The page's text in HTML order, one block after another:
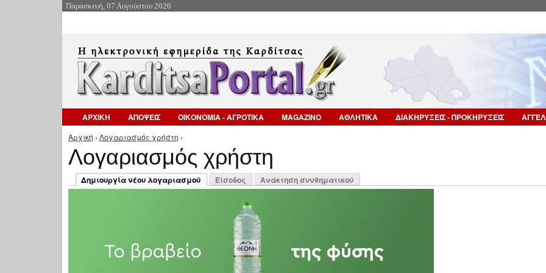
Παρασκευή, 07 Αυγούστου 2026
ΑΡΧΙΚΗ ΑΠΟΨΕΙΣ ΟΙΚΟΝΟΜΙΑ - ΑΓΡΟΤΙΚΑ MAGAZINO ΑΘΛΗΤΙΚΑ ΔΙΑΚΗΡΥΞΕΙΣ - ΠΡΟΚΗΡΥΞΕΙΣ
Είστε εδώ
Αρχική › Λογαριασμός χρήστη ›
Λογαριασμός χρήστη
Πρωτεύουσες καρτέλες
Δημιουργία νέου λογαριασμού
(ενεργή καρτέλα)
Είσοδος Ανάκτηση συνθηματικού